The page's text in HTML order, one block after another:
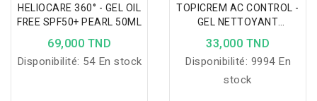
HELIOCARE 360° - GEL OIL
FREE SPF50+ PEARL 50ML
69,000 TND
Disponibilité: 54 En stock
TOPICREM AC CONTROL -
GEL NETTOYANT
PURIFIANT 200ML
33,000 TND
Disponibilité: 9994 En
stock